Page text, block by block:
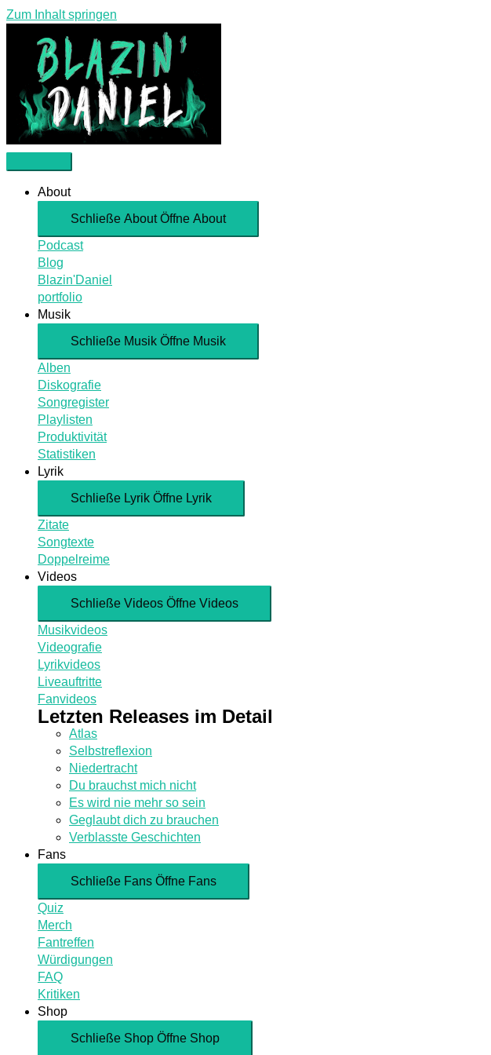
Zum Inhalt springen
About
Schließe About Öffne About
Podcast
Blog
Blazin'Daniel
portfolio
Musik
Schließe Musik Öffne Musik
Alben
Diskografie
Songregister
Playlisten
Produktivität
Statistiken
Lyrik
Schließe Lyrik Öffne Lyrik
Zitate
Songtexte
Doppelreime
Videos
Schließe Videos Öffne Videos
Musikvideos
Videografie
Lyrikvideos
Liveauftritte
Fanvideos
Letzten Releases im Detail
Atlas
Selbstreflexion
Niedertracht
Du brauchst mich nicht
Es wird nie mehr so sein
Geglaubt dich zu brauchen
Verblasste Geschichten
Fans
Schließe Fans Öffne Fans
Quiz
Merch
Fantreffen
Würdigungen
FAQ
Kritiken
Shop
Schließe Shop Öffne Shop